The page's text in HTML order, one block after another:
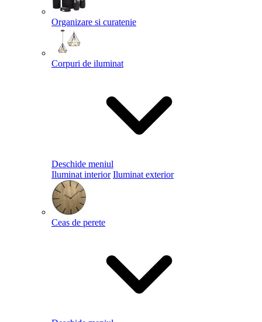
Organizare si curatenie
Corpuri de iluminat
Deschide meniul
Iluminat interior Iluminat exterior
Ceas de perete